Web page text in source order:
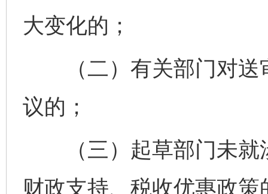
大变化的；
（二）有关部门对送
议的；
（三）起草部门未就
财政支持、税收优惠政